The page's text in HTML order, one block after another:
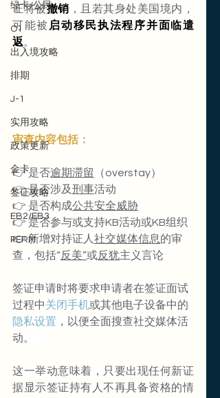
绿卡/公民
O1
出入境攻略
排期
J-1
实用攻略
政策更新
金卡
签证攻略
EB2/EB3
PERM
证将被撤销 ，且若其身处美国境内，
可能被 启动移民执法程序并面临遣
返。
审查内容包括：
👉 是否逾期滞留
（overstay）
👉 是否涉及刑事活动
👉 是否构成公共安全威胁
👉 是否参与或支持KB活动或KB组织
👉 新增对持证人社交媒体信息的审
查，包括“反美”或反犹主义言论
签证申请时将要求申请者在签证面试
过程中关闭手机或其他电子设备中的
隐私设置 ，以便全面搜查社交媒体活
动。
这一举动意味着，只要出现任何新证
据显示签证持有人不再具备资格的情